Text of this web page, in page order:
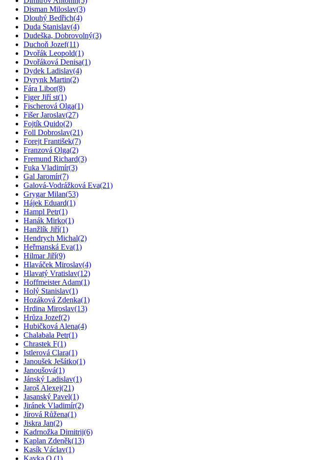
Disman Miloslav(3)
Dlouhý Bedřich(4)
Duda Stanislav(4)
Dudeška, Dobrovolný(3)
Duchoň Jozef(11)
Dvořák Leopold(1)
Dvořáková Denisa(1)
Dydek Ladislav(4)
Dyrynk Martin(2)
Fára Libor(8)
Figer Jiří st(1)
Fischerová Olga(1)
Fišer Jaroslav(27)
Fojtík Quido(2)
Foll Dobroslav(21)
Forejt František(7)
Franzová Olga(2)
Fremund Richard(3)
Fuka Vladimír(3)
Gal Jaromír(7)
Galová-Vodrážková Eva(21)
Grygar Milan(53)
Hájek Eduard(1)
Hampl Petr(1)
Hanák Mirko(1)
Hanžlík Jiří(1)
Hendrych Michal(2)
Heřmanská Eva(1)
Hilmar Jiří(9)
Hlaváček Miroslav(4)
Hlavatý Vratislav(12)
Hoffmeister Adam(1)
Holý Stanislav(1)
Hozáková Zdenka(1)
Hrdina Miroslav(13)
Hrůza Jozef(2)
Hubičková Alena(4)
Chalabala Petr(1)
Chrastek F(1)
Istlerová Clara(1)
Janoušek Ješátko(1)
Janoušová(1)
Jánský Ladislav(1)
Jaroš Alexej(21)
Jasanský Pavel(1)
Jiránek Vladimír(2)
Jírová Růžena(1)
Jiskra Jan(2)
Kadrnožka Dimitrij(6)
Kaplan Zdeněk(13)
Kasík Václav(1)
Kavka O.(1)